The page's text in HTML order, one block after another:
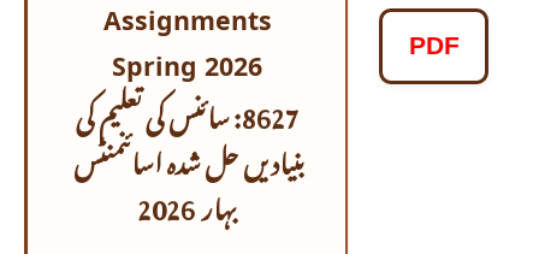
Assignments
Spring 2026
8627: سائنس کی تعلیم کی
بنیادیں حل شدہ اسائنمنٹس
بہار 2026
PDF